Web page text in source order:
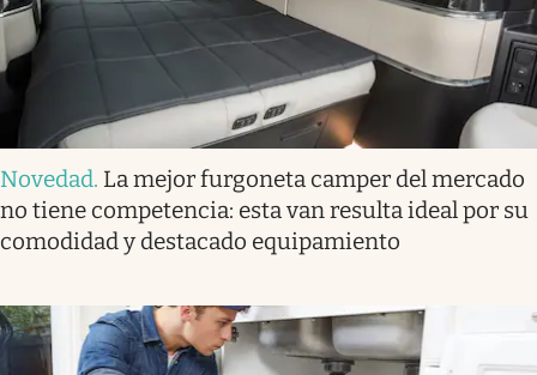
Novedad. La mejor furgoneta camper del mercado
no tiene competencia: esta van resulta ideal por su
comodidad y destacado equipamiento